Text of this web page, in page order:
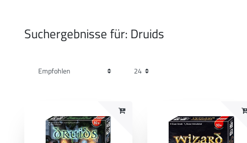
Suchergebnisse für: Druids